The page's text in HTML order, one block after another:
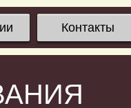
Контакты